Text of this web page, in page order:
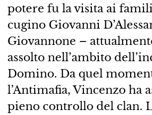
potere fu la visita ai
cugino Giovanni
Giovannone –
assolto nell’ambito
Domino. Da quel
l’Antimafia, Vincenzo ha
pieno controllo del clan.